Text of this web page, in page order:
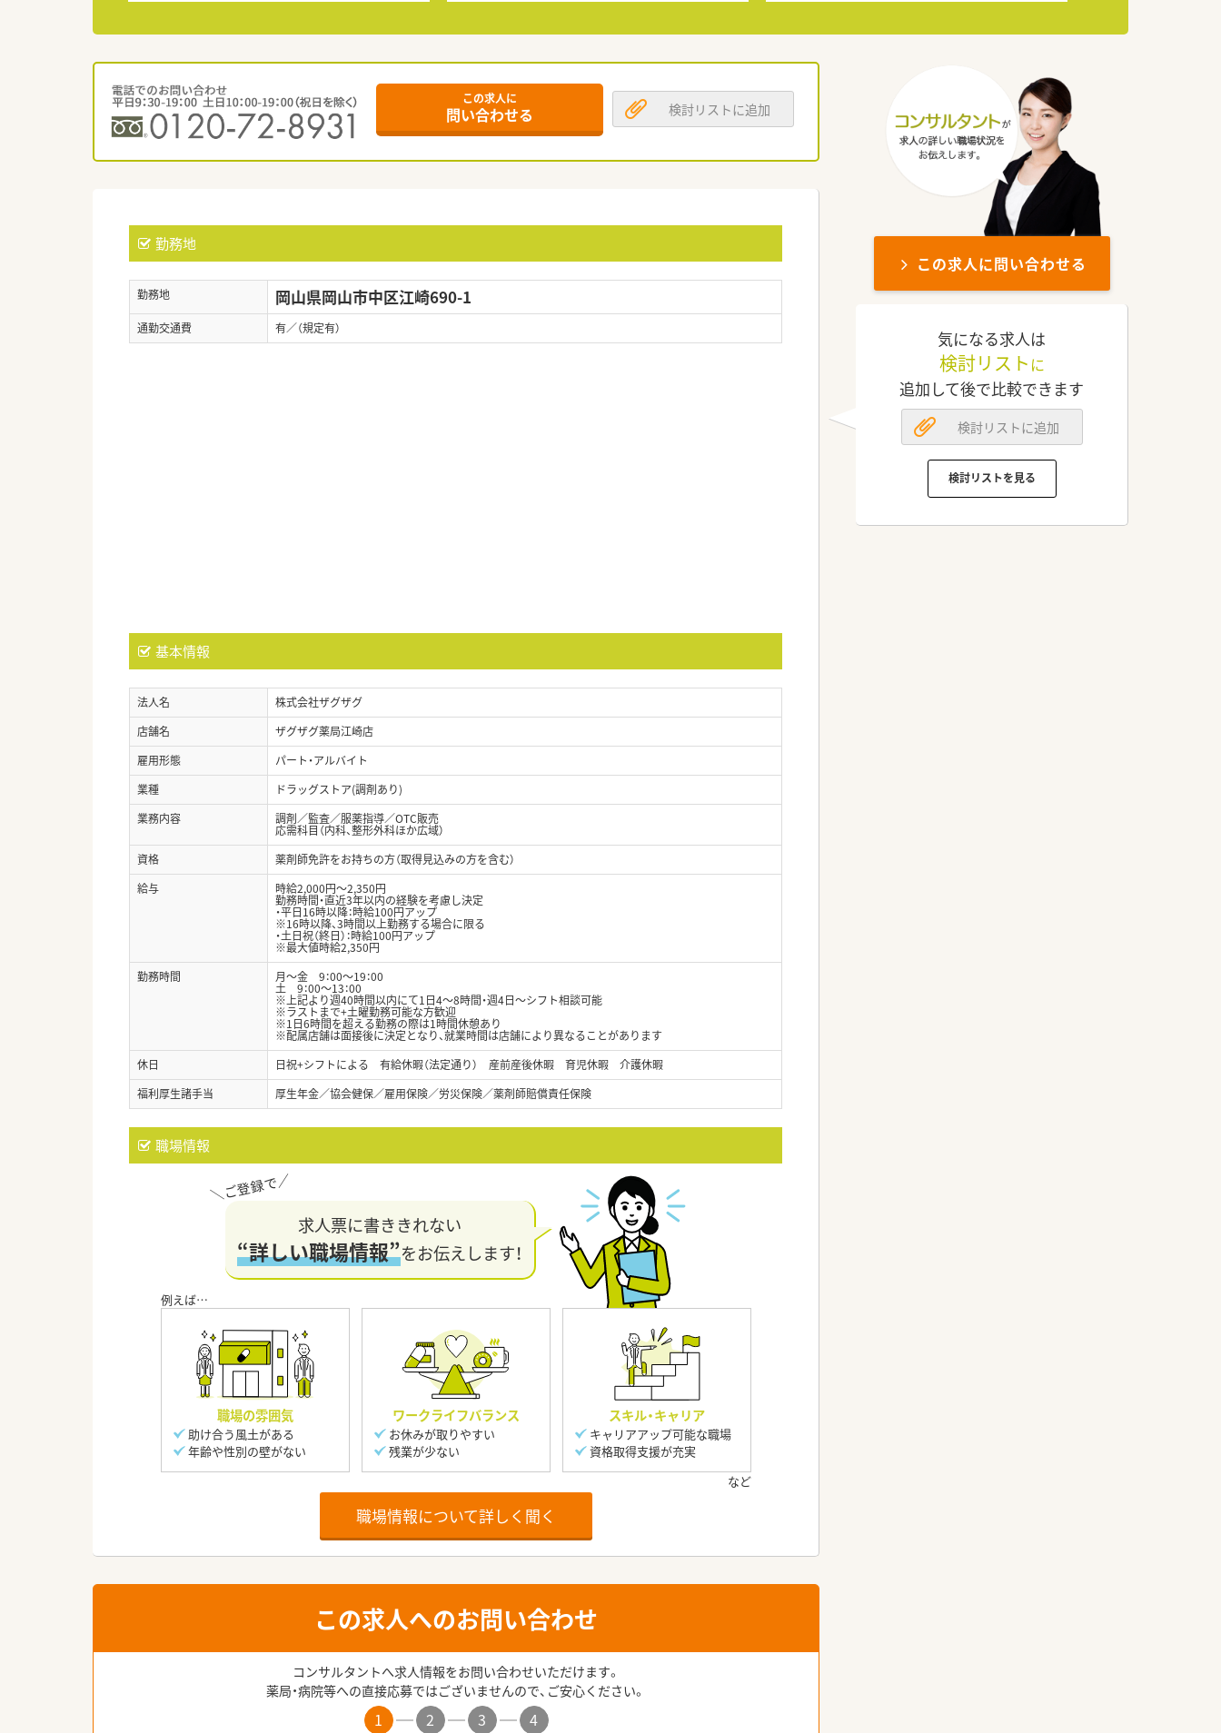
この求人に
問い合わせる 検討リストに追加
勤務地
勤務地 岡山県岡山市中区江崎690-1
通勤交通費 有／（規定有）
基本情報
法人名
株式会社ザグザグ
店舗名
ザグザグ薬局江崎店
雇用形態
パート・アルバイト
業種
ドラッグストア(調剤あり)
業務内容
調剤／監査／服薬指導／OTC販売
応需科目（内科、整形外科ほか広域）
資格
薬剤師免許をお持ちの方（取得見込みの方を含む）
給与
時給2,000円～2,350円
勤務時間・直近3年以内の経験を考慮し決定
・平日16時以降：時給100円アップ
※16時以降、3時間以上勤務する場合に限る
・土日祝（終日）：時給100円アップ
※最大値時給2,350円
勤務時間
月～金 9：00～19：00
土 9：00～13：00
※上記より週40時間以内にて1日4～8時間・週4日～シフト相談可能
※ラストまで+土曜勤務可能な方歓迎
※1日6時間を超える勤務の際は1時間休憩あり
※配属店舗は面接後に決定となり、就業時間は店舗により異なることがあります
休日
日祝+シフトによる 有給休暇（法定通り） 産前産後休暇 育児休暇 介護休暇
福利厚生諸手当
厚生年金／協会健保／雇用保険／労災保険／薬剤師賠償責任保険
職場情報
求人票に書ききれない
“詳しい職場情報”をお伝えします！
職場の雰囲気
助け合う風土がある
年齢や性別の壁がない
ワークライフバランス
お休みが取りやすい
残業が少ない
スキル・キャリア
キャリアアップ可能な職場
資格取得支援が充実
職場情報について詳しく聞く
この求人へのお問い合わせ
コンサルタントへ求人情報をお問い合わせいただけます。
薬局・病院等への直接応募ではございませんので、ご安心ください。
1 2 3 4
この求人に問い合わせる
気になる求人は
検討リスト に
追加して後で比較できます
検討リストに追加
検討リストを見る